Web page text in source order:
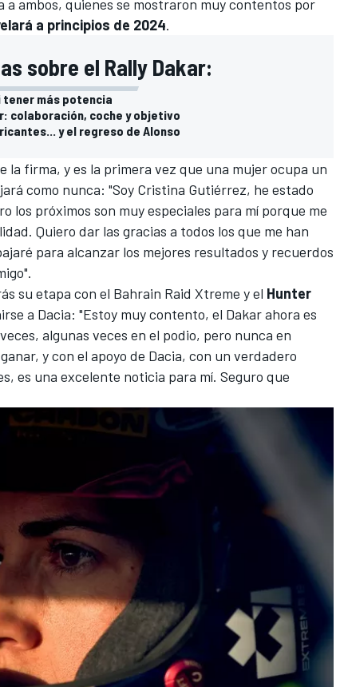
a ambos, quienes se mostraron muy contentos por
a principios de 2024.
sobre el Rally Dakar:
tener más potencia
colaboración, coche y objetivo
y el regreso de Alonso
la firma, y es la primera vez que una mujer ocupa un
como nunca: "Soy Cristina Gutiérrez, he estado
los próximos son muy especiales para mí porque me
Quiero dar las gracias a todos los que me han
para alcanzar los mejores resultados y recuerdos
su etapa con el Bahrain Raid Xtreme y el Hunter
a Dacia: "Estoy muy contento, el Dakar ahora es
algunas veces en el podio, pero nunca en
y con el apoyo de Dacia, con un verdadero
es una excelente noticia para mí. Seguro que